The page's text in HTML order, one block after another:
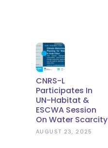
CNRS-L
Participates In
UN-Habitat &
ESCWA Session
On Water Scarcity
AUGUST 23, 2025